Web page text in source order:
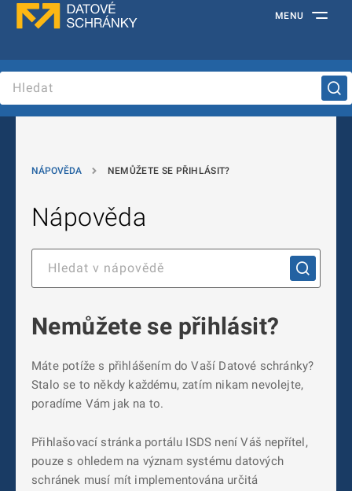
MENU
NÁPOVĚDA NEMŮŽETE SE PŘIHLÁSIT?
Nápověda
Nemůžete se přihlásit?
Máte potíže s přihlášením do Vaší Datové schránky?
Stalo se to někdy každému, zatím nikam nevolejte,
poradíme Vám jak na to.
Přihlašovací stránka portálu ISDS není Váš nepřítel,
pouze s ohledem na význam systému datových
schránek musí mít implementována určitá